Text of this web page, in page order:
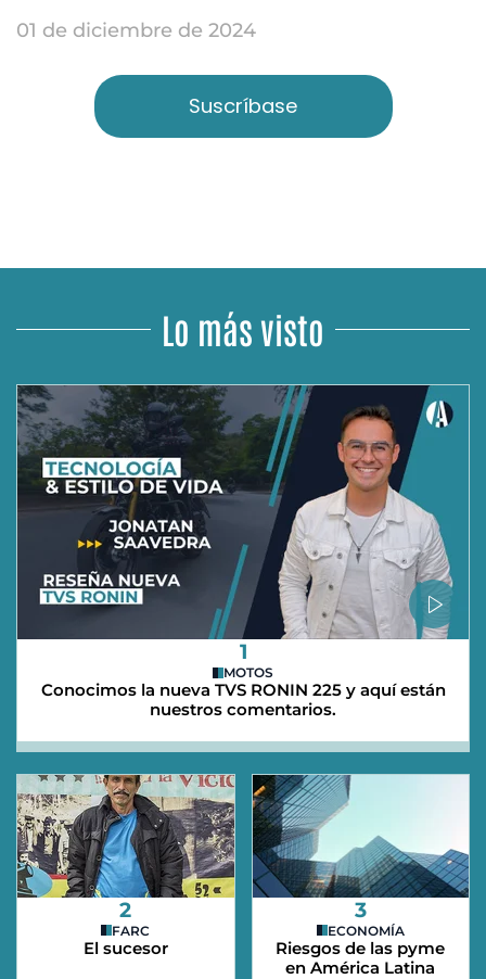
01 de diciembre de 2024
Suscríbase
Lo más visto
1
MOTOS
Conocimos la nueva TVS RONIN 225 y aquí están
nuestros comentarios.
2
FARC
El sucesor
3
ECONOMÍA
Riesgos de las pyme
en América Latina